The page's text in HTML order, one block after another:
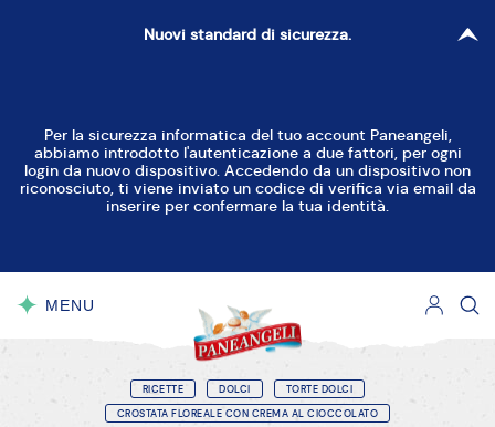
Nuovi standard di sicurezza.
Per la sicurezza informatica del tuo account Paneangeli,
abbiamo introdotto l'autenticazione a due fattori, per ogni
login da nuovo dispositivo. Accedendo da un dispositivo non
riconosciuto, ti viene inviato un codice di verifica via email da
inserire per confermare la tua identità.
MENU
RICETTE DOLCI
TORTE DOLCI
CROSTATA FLOREALE CON CREMA AL CIOCCOLATO